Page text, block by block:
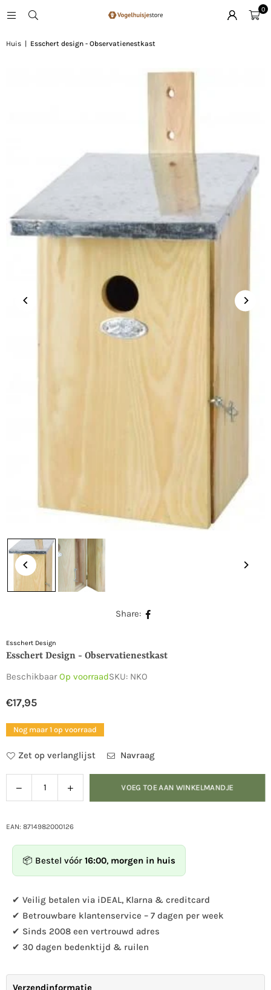
0
Huis Esschert design - Observatienestkast
Share:
Esschert Design
Esschert Design - Observatienestkast
BeschikbaarOp voorraadSKU: NKO
Normale
prijs
€17,95
Nog maar 1 op voorraad
Zet op verlanglijst Navraag
Hoeveelheid
Verlaag
de
voor
design
-
Verhoog
de
voor
design
-
VOEG TOE AAN WINKELMANDJE
EAN: 8714982000126
📦 Bestel vóór 16:00, morgen in huis
✔ Veilig betalen via iDEAL, Klarna & creditcard
✔ Betrouwbare klantenservice – 7 dagen per week
✔ Sinds 2008 een vertrouwd adres
✔ 30 dagen bedenktijd & ruilen
Verzendinformatie